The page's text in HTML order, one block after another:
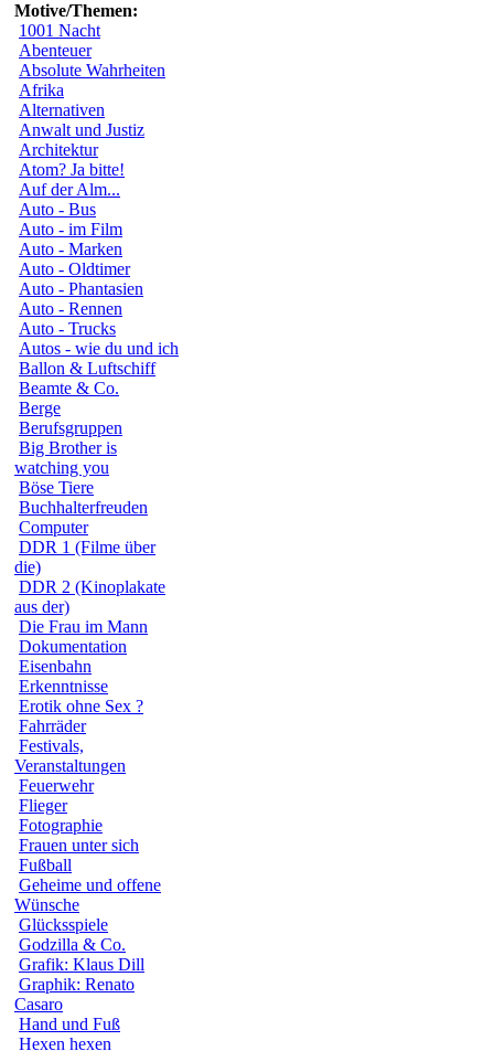
Motive/Themen:
1001 Nacht
Abenteuer
Absolute Wahrheiten
Afrika
Alternativen
Anwalt und Justiz
Architektur
Atom? Ja bitte!
Auf der Alm...
Auto - Bus
Auto - im Film
Auto - Marken
Auto - Oldtimer
Auto - Phantasien
Auto - Rennen
Auto - Trucks
Autos - wie du und ich
Ballon & Luftschiff
Beamte & Co.
Berge
Berufsgruppen
Big Brother is
watching you
Böse Tiere
Buchhalterfreuden
Computer
DDR 1 (Filme über
die)
DDR 2 (Kinoplakate
aus der)
Die Frau im Mann
Dokumentation
Eisenbahn
Erkenntnisse
Erotik ohne Sex ?
Fahrräder
Festivals,
Veranstaltungen
Feuerwehr
Flieger
Fotographie
Frauen unter sich
Fußball
Geheime und offene
Wünsche
Glücksspiele
Godzilla & Co.
Grafik: Klaus Dill
Graphik: Renato
Casaro
Hand und Fuß
Hexen hexen